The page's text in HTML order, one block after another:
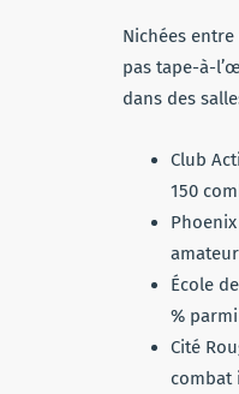
Nichées
pas tape-à-
dans des
Club
150
École
%
Cité
combat